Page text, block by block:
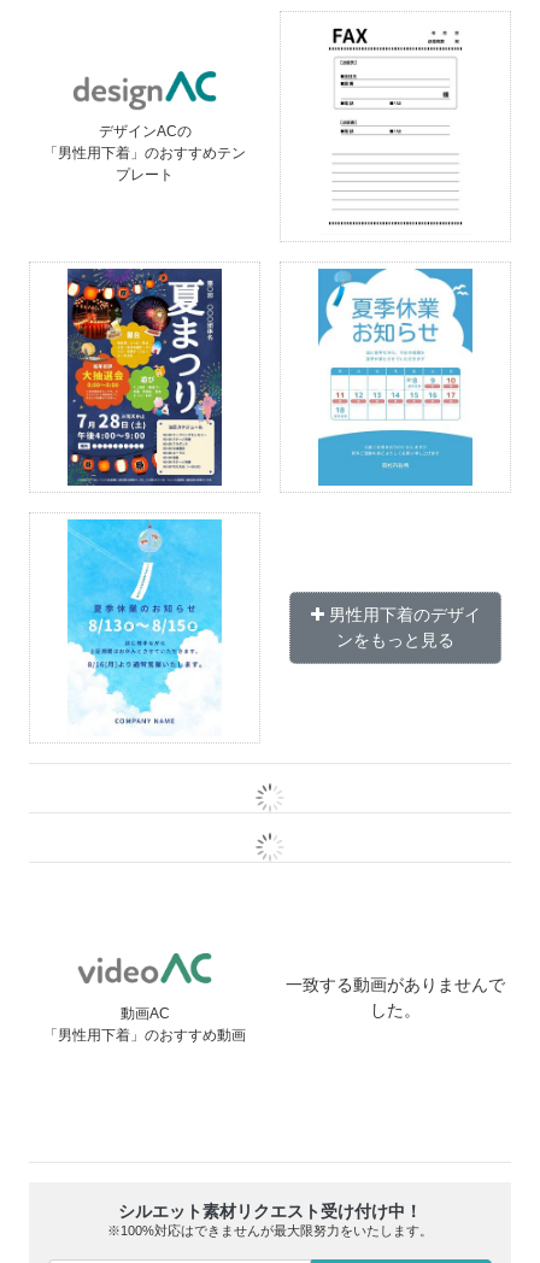
デザインACの
「男性用下着」のおすすめテン
プレート
男性用下着のデザイ
ンをもっと見る
動画AC
「男性用下着」のおすすめ動画
一致する動画がありませんで
した。
シルエット素材リクエスト受け付け中！
※100%対応はできませんが最大限努力をいたします。